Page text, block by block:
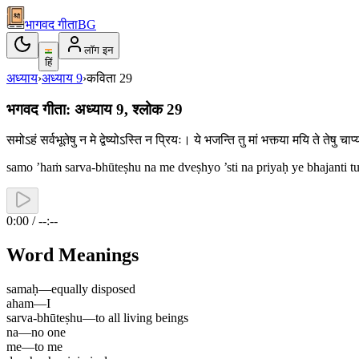
भागवद गीताBG
हिं
लॉग इन
अध्याय›अध्याय 9›कविता 29
भगवद गीता: अध्याय 9, श्लोक 29
समोऽहं सर्वभूतेषु न मे द्वेष्योऽस्ति न प्रियः। ये भजन्ति तु मां भक्त्या मयि ते तेषु
samo ’haṁ sarva-bhūteṣhu na me dveṣhyo ’sti na priyaḥ ye bhajanti
0:00 / --:--
Word Meanings
samaḥ—equally disposed
aham—I
sarva-bhūteṣhu—to all living beings
na—no one
me—to me